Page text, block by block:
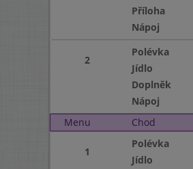
Příloha
Nápoj
2
Polévka
Jídlo
Doplněk
Nápoj
Menu
Chod
1
Polévka
Jídlo